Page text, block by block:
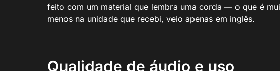
feito com um material que lembra uma corda — o que é
menos na unidade que recebi, veio apenas em inglês.
Qualidade de áudio e uso